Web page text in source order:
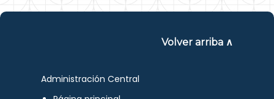
Volver arriba ∧
Administración Central